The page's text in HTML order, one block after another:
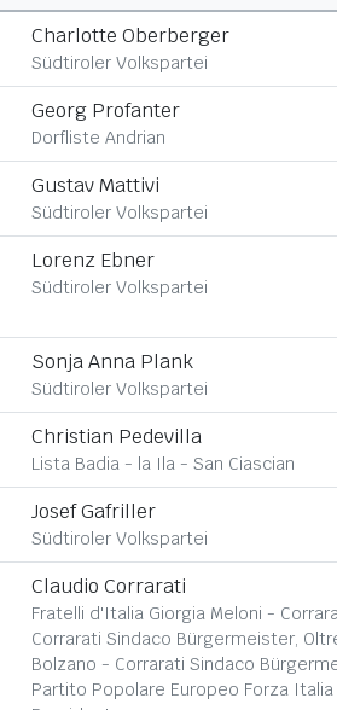
Charlotte Oberberger
Südtiroler Volkspartei
Georg Profanter
Dorfliste Andrian
Gustav Mattivi
Südtiroler Volkspartei
Lorenz Ebner
Südtiroler Volkspartei
Sonja Anna Plank
Südtiroler Volkspartei
Christian Pedevilla
Lista Badia - la Ila - San Ciascian
Josef Gafriller
Südtiroler Volkspartei
Claudio Corrarati
Fratelli d'Italia Giorgia Meloni -
Corrarati Sindaco Bürgermeister,
Bolzano - Corrarati Sindaco
Partito Popolare Europeo Forza